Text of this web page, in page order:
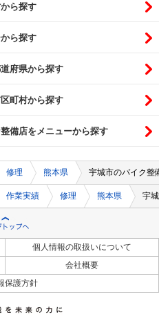
ら探す
ら探す
府県から探す
町村から探す
備店をメニューから探す
修理 熊本県 宇城市のバイク整
作業実績 修理 熊本県 宇
個人情報の取扱いについて
会社概要
保護方針